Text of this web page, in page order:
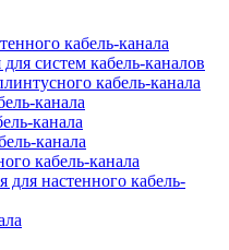
кабель-канала
систем кабель-каналов
кабель-канала
канала
канала
канала
кабель-канала
для настенного кабель-